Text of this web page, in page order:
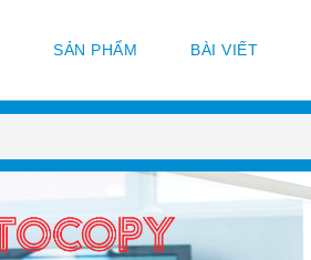
SẢN PHẨM BÀI VIẾT